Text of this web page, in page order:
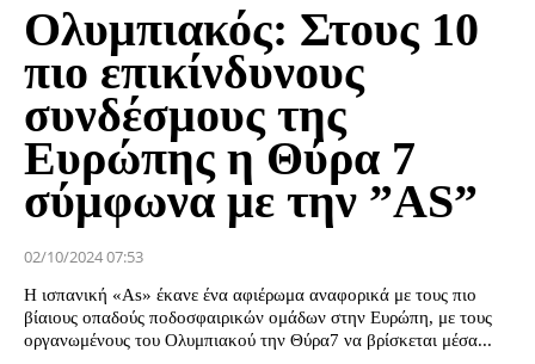
Ολυμπιακός: Στους 10
πιο επικίνδυνους
συνδέσμους της
Ευρώπης η Θύρα 7
σύμφωνα με την ”AS”
02/10/2024 07:53
Η ισπανική «As» έκανε ένα αφιέρωμα αναφορικά με τους πιο
βίαιους οπαδούς ποδοσφαιρικών ομάδων στην Ευρώπη, με τους
οργανωμένους του Ολυμπιακού την Θύρα7 να βρίσκεται μέσα...